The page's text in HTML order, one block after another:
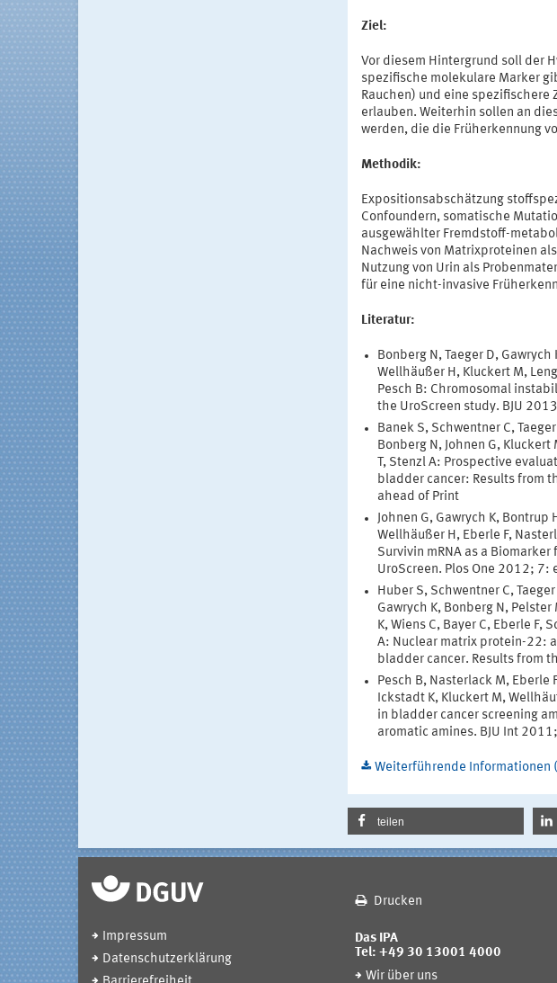
Ziel:
Vor diesem Hintergrund soll der
spezifische molekulare Marker
Rauchen) und eine
erlauben. Weiterhin sollen an
werden, die die Früherkennung
Methodik:
Expositionsabschätzung
Confoundern, somatische
ausgewählter Fremdstoff-
Nachweis von Matrixproteinen
Nutzung von Urin als
für eine nicht-invasive
Literatur:
Bonberg N, Taeger D, Gawrych
Wellhäußer H, Kluckert M,
Pesch B: Chromosomal
the UroScreen study. BJU
Banek S, Schwentner C,
Bonberg N, Johnen G, Kluckert
T, Stenzl A: Prospective
bladder cancer: Results from
ahead of Print
Johnen G, Gawrych K, Bontrup
Wellhäußer H, Eberle F,
Survivin mRNA as a
UroScreen. Plos One 2012; 7:
Huber S, Schwentner C,
Gawrych K, Bonberg N,
K, Wiens C, Bayer C, Eberle F,
A: Nuclear matrix protein-22:
bladder cancer. Results from
Pesch B, Nasterlack M, Eberle
Ickstadt K, Kluckert M,
in bladder cancer screening
aromatic amines. BJU Int
Weiterführende Informationen
teilen
Drucken
Impressum
Datenschutzerklärung
Das IPA
Tel: +49 30 13001 4000
Wir über uns